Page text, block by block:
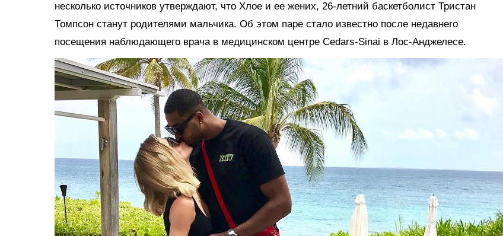
несколько источников утверждают, что Хлое и ее жених, 26-летний баскетболист Тристан
Томпсон станут родителями мальчика. Об этом паре стало известно после недавнего
посещения наблюдающего врача в медицинском центре Cedars-Sinai в Лос-Анджелесе.